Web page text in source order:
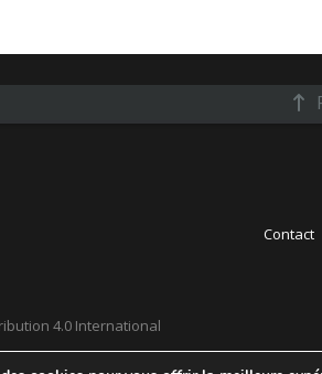
Contact
4.0 International